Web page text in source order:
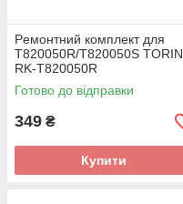
Peмoнтний комплект для
T820050R/T820050S TORIN
RK-T820050R
Готово до відправки
349 ₴
Купити